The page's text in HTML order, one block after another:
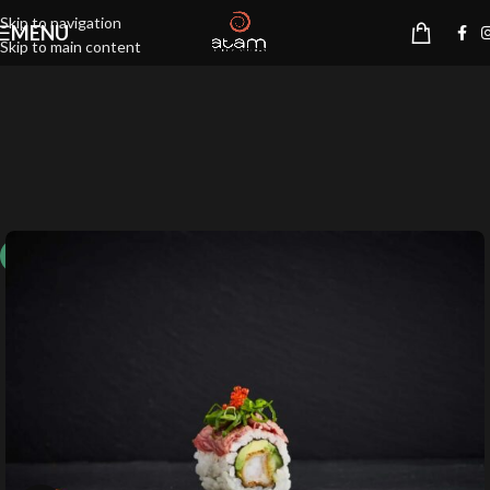
Skip to navigation
Skip to main content
MENU